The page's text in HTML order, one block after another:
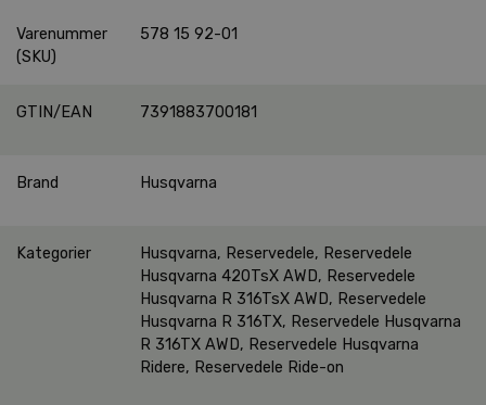
Varenummer
(SKU)
578 15 92-01
GTIN/EAN 7391883700181
Brand Husqvarna
Kategorier Husqvarna, Reservedele, Reservedele
Husqvarna 420TsX AWD, Reservedele
Husqvarna R 316TsX AWD, Reservedele
Husqvarna R 316TX, Reservedele Husqvarna
R 316TX AWD, Reservedele Husqvarna
Ridere, Reservedele Ride-on